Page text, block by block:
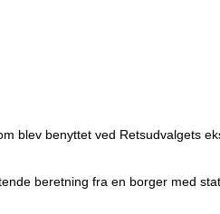
blev benyttet ved Retsudvalgets
beretning fra en borger med